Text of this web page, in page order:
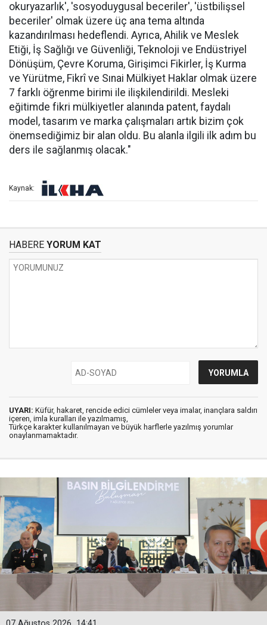
okuryazarlık', 'sosyoduygusal beceriler', 'üstbilişsel
beceriler' olmak üzere üç ana tema altında
kazandırılması hedeflendi. Ayrıca, Ahilik ve Meslek
Etiği, İş Sağlığı ve Güvenliği, Teknoloji ve Endüstriyel
Dönüşüm, Çevre Koruma, Girişimci Fikirler, İş Kurma
ve Yürütme, Fikrî ve Sınai Mülkiyet Haklar olmak üzere
7 farklı öğrenme birimi ile ilişkilendirildi. Mesleki
eğitimde fikri mülkiyetler alanında patent, faydalı
model, tasarım ve marka çalışmaları artık bizim çok
önemsediğimiz bir alan oldu. Bu alanla ilgili ilk adım bu
ders ile sağlanmış olacak."
Kaynak:
HABERE YORUM KAT
UYARI: Küfür, hakaret, rencide edici cümleler veya imalar, inançlara saldırı
içeren, imla kuralları ile yazılmamış,
Türkçe karakter kullanılmayan ve büyük harflerle yazılmış yorumlar
onaylanmamaktadır.